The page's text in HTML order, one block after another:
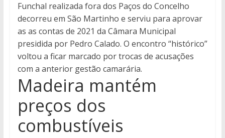
Funchal realizada fora dos Paços do Concelho
decorreu em São Martinho e serviu para aprovar
as as contas de 2021 da Câmara Municipal
presidida por Pedro Calado. O encontro “histórico”
voltou a ficar marcado por trocas de acusações
com a anterior gestão camarária.
Madeira mantém
preços dos
combustíveis